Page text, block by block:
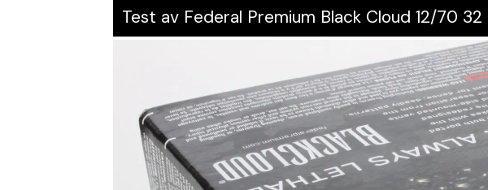
Test av Federal Premium Black Cloud 12/70 32